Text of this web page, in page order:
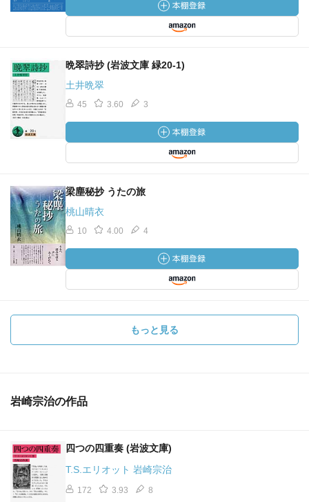
晩翠詩抄 (岩波文庫 緑20-1)
土井晩翠
45 3.60 3
梁塵秘抄 うたの旅
桃山晴衣
10 4.00 4
もっと見る
岩崎宗治の作品
四つの四重奏 (岩波文庫)
T.S.エリオット 岩崎宗治
172 3.93 8